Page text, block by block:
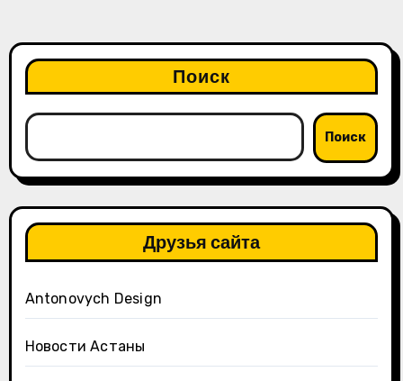
Поиск
Поиск
Друзья сайта
Antonovych Design
Новости Астаны